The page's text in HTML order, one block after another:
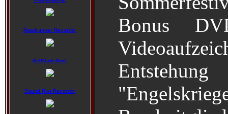
Roadrunner Records:
SelfMadeGod:
Sound Riot Records:
Bonus